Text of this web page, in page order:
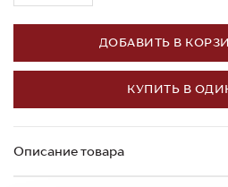
ДОБАВИТЬ В
КУПИТЬ В
Описание товара